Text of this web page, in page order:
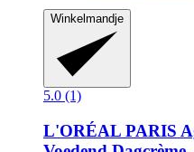
Winkelmandje
5.0 (1)
L'ORÉAL PARIS